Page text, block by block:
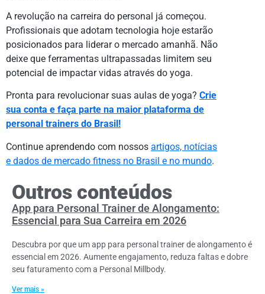
A revolução na carreira do personal já começou.
Profissionais que adotam tecnologia hoje estarão
posicionados para liderar o mercado amanhã. Não
deixe que ferramentas ultrapassadas limitem seu
potencial de impactar vidas através do yoga.
Pronta para revolucionar suas aulas de yoga? Crie
sua conta e faça parte na maior plataforma de
personal trainers do Brasil!
Continue aprendendo com nossos artigos, notícias
e dados de mercado fitness no Brasil e no mundo.
Outros conteúdos
App para Personal Trainer de Alongamento:
Essencial para Sua Carreira em 2026
Descubra por que um app para personal trainer de alongamento é
essencial em 2026. Aumente engajamento, reduza faltas e dobre
seu faturamento com a Personal Millbody.
Ver mais »